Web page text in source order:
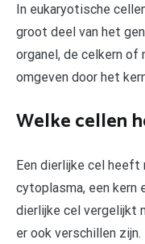
In eukaryotische
groot deel van het
organel, de celkern of
omgeven door het
Welke cellen
Een dierlijke cel heeft
cytoplasma, een kern
dierlijke cel vergelijkt
er ook verschillen